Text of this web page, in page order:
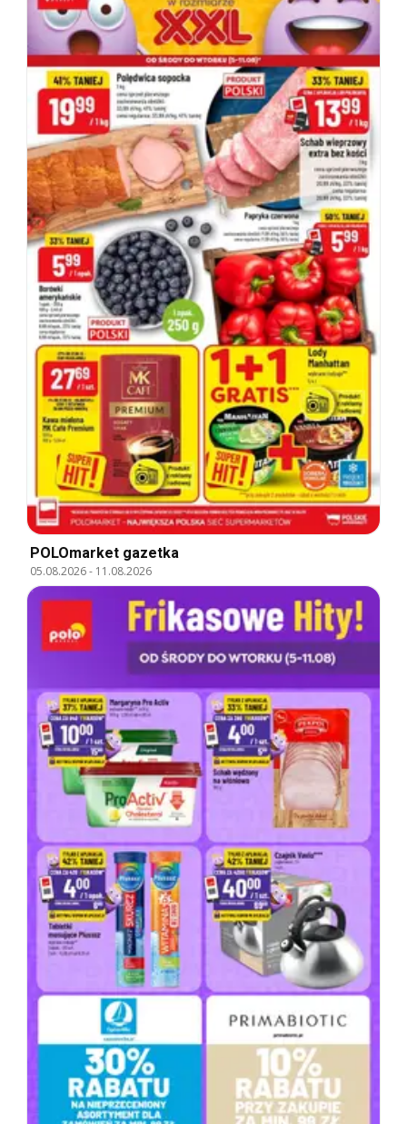
POLOmarket gazetka
05.08.2026- 11.08.2026